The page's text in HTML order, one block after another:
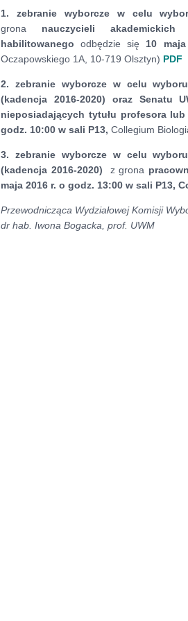
1.zebranie wyborcze w celu
grona nauczycieli
habilitowanegoodbędzie się 10
Oczapowskiego 1A, 10-719 Olsztyn) PDF
2.zebranie wyborcze w celu
(kadencja 2016-2020) oraz Senatu
nieposiadających tytułu profesora
godz. 10:00 w sali P13,Collegium
3.zebranie wyborcze w celu
(kadencja 2016-2020)
z grona
maja 2016 r. o godz. 13:00 w sali P13,
Przewodnicząca Wydziałowej Komisji
dr hab. Iwona Bogacka, prof. UWM